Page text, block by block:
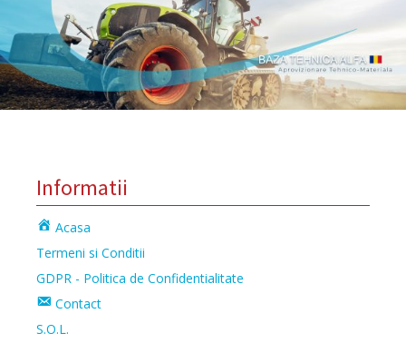
Informatii
Acasa
Termeni si Conditii
GDPR - Politica de Confidentialitate
Contact
S.O.L.